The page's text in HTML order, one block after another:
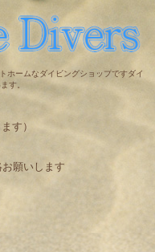
ホームなダイビングショップですダイ
す。
す）
願いします